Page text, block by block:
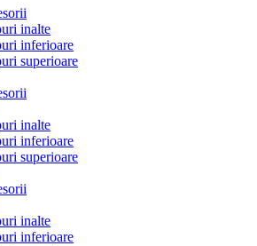
inalte
inferioare
superioare
inalte
inferioare
superioare
inalte
inferioare